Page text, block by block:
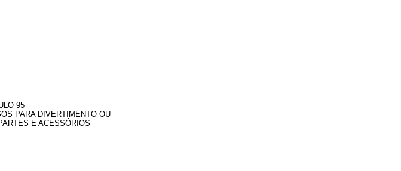
95
PARA DIVERTIMENTO OU
E ACESSÓRIOS